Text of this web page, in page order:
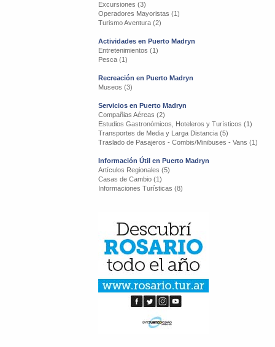
Excursiones (3)
Operadores Mayoristas (1)
Turismo Aventura (2)
Actividades en Puerto Madryn
Entretenimientos (1)
Pesca (1)
Recreación en Puerto Madryn
Museos (3)
Servicios en Puerto Madryn
Compañias Aéreas (2)
Estudios Gastronómicos, Hoteleros y Turísticos (1)
Transportes de Media y Larga Distancia (5)
Traslado de Pasajeros - Combis/Minibuses - Vans (1)
Información Útil en Puerto Madryn
Artículos Regionales (5)
Casas de Cambio (1)
Informaciones Turísticas (8)